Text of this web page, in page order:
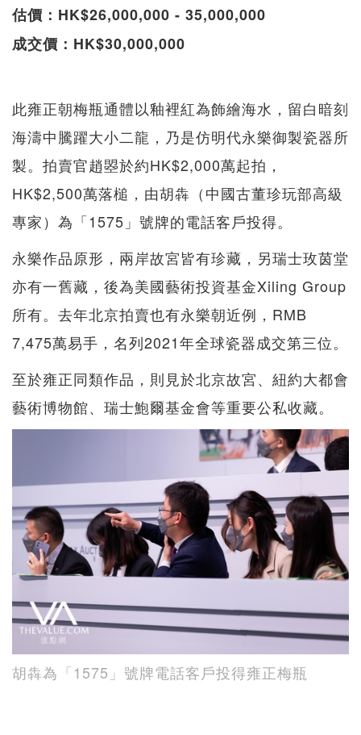
估價：HK$26,000,000 - 35,000,000
成交價：HK$30,000,000
此雍正朝梅瓶通體以釉裡紅為飾繪海水，留白暗刻
海濤中騰躍大小二龍，乃是仿明代永樂御製瓷器所
製。拍賣官趙曌於約HK$2,000萬起拍，
HK$2,500萬落槌，由胡犇（中國古董珍玩部高級
專家）為「1575」號牌的電話客戶投得。
永樂作品原形，兩岸故宮皆有珍藏，另瑞士玫茵堂
亦有一舊藏，後為美國藝術投資基金Xiling Group
所有。去年北京拍賣也有永樂朝近例，RMB
7,475萬易手，名列2021年全球瓷器成交第三位。
至於雍正同類作品，則見於北京故宮、紐約大都會
藝術博物館、瑞士鮑爾基金會等重要公私收藏。
胡犇為「1575」號牌電話客戶投得雍正梅瓶